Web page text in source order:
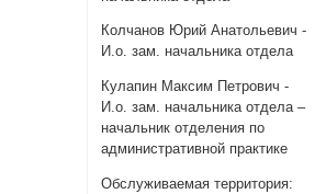
Колчанов Юрий Анатольевич -
И.о. зам. начальника отдела
Кулапин Максим Петрович -
И.о. зам. начальника отдела –
начальник отделения по
административной практике
Обслуживаемая территория: